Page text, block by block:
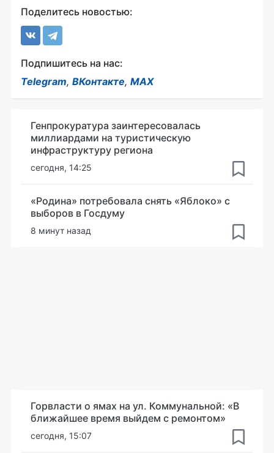
Поделитесь новостью:
Подпишитесь на нас:
Telegram, ВКонтакте, MAX
Генпрокуратура заинтересовалась
миллиардами на туристическую
инфраструктуру региона
сегодня, 14:25
«Родина» потребовала снять «Яблоко» с
выборов в Госдуму
8 минут назад
Горвласти о ямах на ул. Коммунальной: «В
ближайшее время выйдем с ремонтом»
сегодня, 15:07